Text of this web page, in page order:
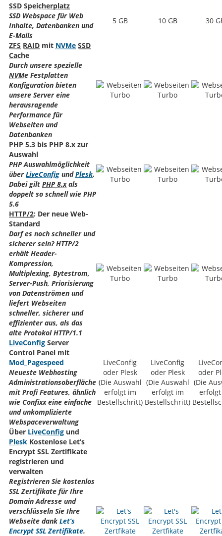
SSD Speicherplatz
SSD Webspace für Web
Inhalte, Datenbanken und
E-Mails
5 GB 10 GB 30
ZFS RAID mit NVMe SSD
Cache
Durch unsere spezielle
NVMe Festplatten
Konfiguration bieten
unsere Server eine
herausragende
Performance für
Webseiten und
Datenbanken
PHP 5.3 bis PHP 8.x zur
Auswahl
PHP Auswahlmöglichkeit
überLiveConfig undPlesk.
Dabei gilt PHP 8.xals
doppelt so schnell wie PHP
5.6
HTTP/2: Der neue Web-
Standard
Darf es noch schneller und
sicherer sein? HTTP/2
erhält Header-
Kompression,
Multiplexing, Bytestrom,
Server-Push, Priorisierung
von Datenströmen und
liefert Webseiten
schneller, sicherer und
effizienter aus, als das
alte Protokol HTTP/1.1
LiveConfig Server
Control Panel mit
Mod_Pagespeed
Neueste Webhosting
Administrationsoberfläche
mit Profi Features, ähnlich
wie Confixx eine einfache
und unkomplizierte
Webspaceverwaltung
LiveConfig
oder Plesk
(Die Auswahl
erfolgt im
Bestellschritt)
LiveConfig
oder Plesk
(Die Auswahl
erfolgt im
Bestellschritt)
oder
(Die
Über LiveConfig und
Plesk Kostenlose Let’s
Encrypt SSL Zertifikate
registrieren und
verwalten
Registrieren Sie kostenlos
SSL Zertifikate für Ihre
Domain Adresse und
verschlüsseln Sie Ihre
Webseite dankLet’s
Encrypt SSL Zertifikate.